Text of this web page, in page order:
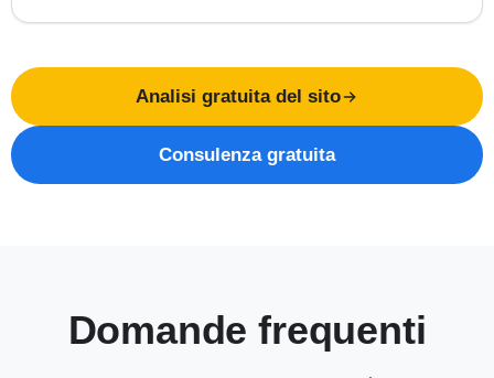
Analisi gratuita del sito
Consulenza gratuita
Domande frequenti